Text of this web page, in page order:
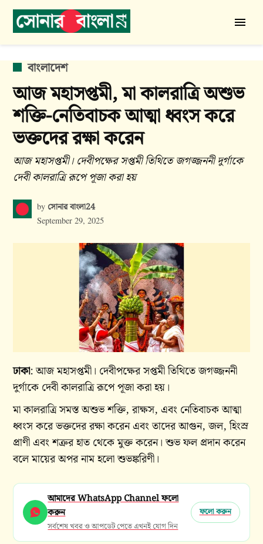
Skip
বাংলা
24
POSTED
বাংলাদেশ
আজ মহাসপ্তমী, মা কালরাত্রি অশুভ
শক্তি-নেতিবাচক আত্মা ধ্বংস করে
ভক্তদের রক্ষা করেন
আজ মহাসপ্তমী। দেবীপক্ষের সপ্তমী তিথিতে জগজ্জননী দুর্গাকে
দেবী কালরাত্রি রূপে পূজা করা হয়
by সোনার বাংলা24
September 29, 2025
ঢাকা: আজ মহাসপ্তমী। দেবীপক্ষের সপ্তমী তিথিতে জগজ্জননী
দুর্গাকে দেবী কালরাত্রি রূপে পূজা করা হয়।
মা কালরাত্রি সমস্ত অশুভ শক্তি, রাক্ষস, এবং নেতিবাচক আত্মা
ধ্বংস করে ভক্তদের রক্ষা করেন এবং তাদের আগুন, জল, হিংস্র
প্রাণী এবং শত্রুর হাত থেকে মুক্ত করেন। শুভ ফল প্রদান করেন
বলে মায়ের অপর নাম হলো শুভঙ্করিণী।
আমাদের WhatsApp Channel ফলো
করুন
সর্বশেষ খবর ও আপডেট পেতে এখনই যোগ দিন
ফলো করুন